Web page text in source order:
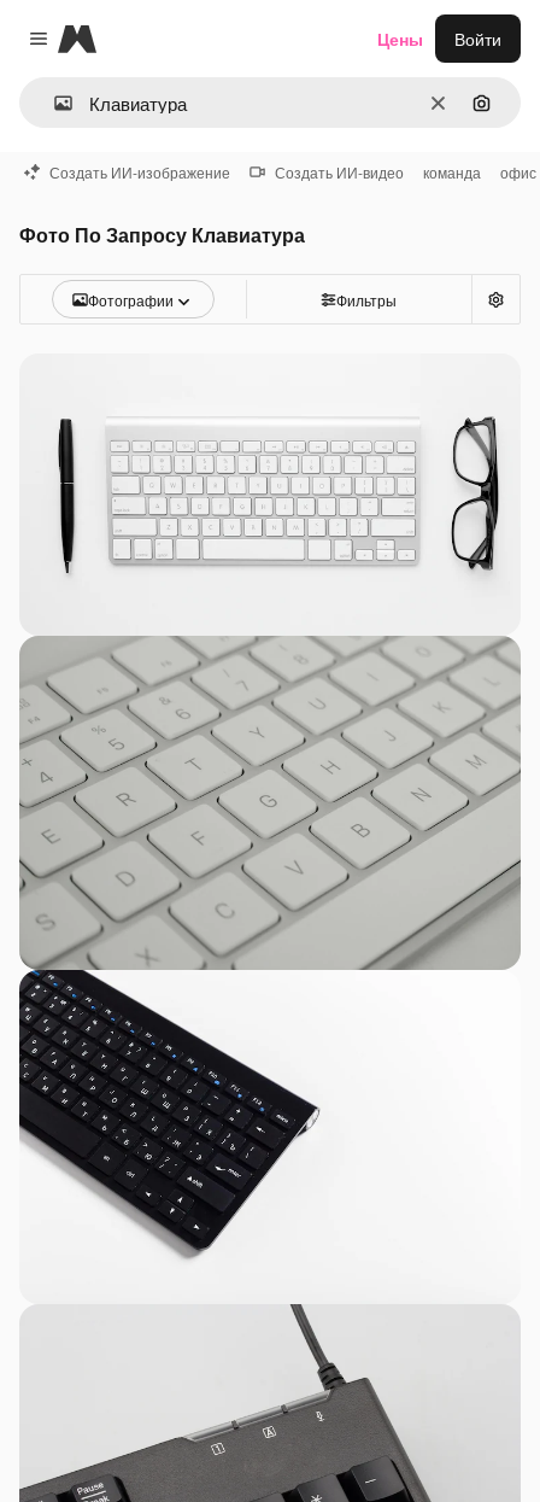
Close menu
Magnific
ОчиститьПоиск
Цены Войти
Создать ИИ-изображение Создать ИИ-видео команда офис
Фото По Запросу Клавиатура
Фотографии Фильтры